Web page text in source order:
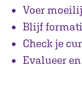
Voer
Blijf
Check je
Evalueer